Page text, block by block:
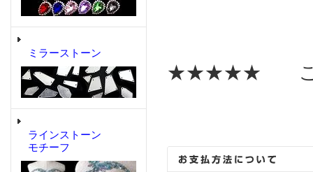
ミラーストーン
ラインストーン
モチーフ
★★★★★ こ